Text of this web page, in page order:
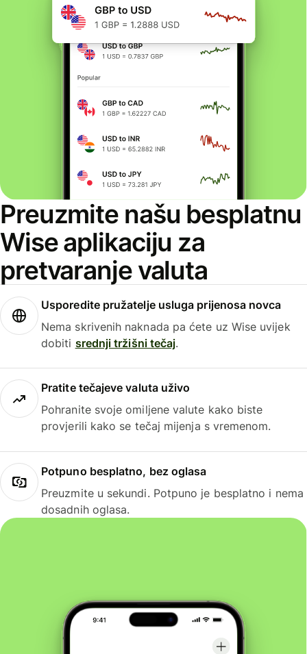
Preuzmite našu besplatnu
Wise aplikaciju za
pretvaranje valuta
Usporedite pružatelje usluga prijenosa novca
Nema skrivenih naknada pa ćete uz Wise uvijek
dobiti srednji tržišni tečaj.
Pratite tečajeve valuta uživo
Pohranite svoje omiljene valute kako biste
provjerili kako se tečaj mijenja s vremenom.
Potpuno besplatno, bez oglasa
Preuzmite u sekundi. Potpuno je besplatno i nema
dosadnih oglasa.